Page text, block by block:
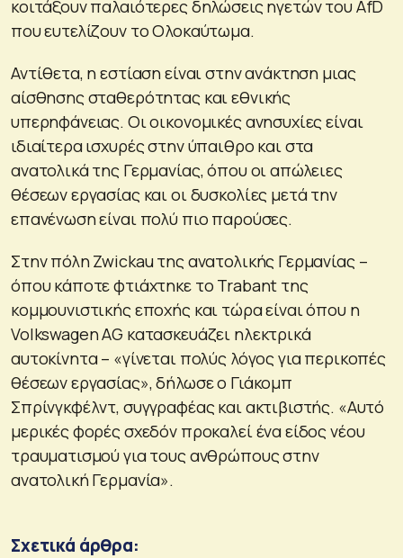
κοιτάξουν παλαιότερες δηλώσεις ηγετών του AfD
που ευτελίζουν το Ολοκαύτωμα.
Αντίθετα, η εστίαση είναι στην ανάκτηση μιας
αίσθησης σταθερότητας και εθνικής
υπερηφάνειας. Οι οικονομικές ανησυχίες είναι
ιδιαίτερα ισχυρές στην ύπαιθρο και στα
ανατολικά της Γερμανίας, όπου οι απώλειες
θέσεων εργασίας και οι δυσκολίες μετά την
επανένωση είναι πολύ πιο παρούσες.
Στην πόλη Zwickau της ανατολικής Γερμανίας –
όπου κάποτε φτιάχτηκε το Trabant της
κομμουνιστικής εποχής και τώρα είναι όπου η
Volkswagen AG κατασκευάζει ηλεκτρικά
αυτοκίνητα – «γίνεται πολύς λόγος για περικοπές
θέσεων εργασίας», δήλωσε ο Γιάκομπ
Σπρίνγκφέλντ, συγγραφέας και ακτιβιστής. «Αυτό
μερικές φορές σχεδόν προκαλεί ένα είδος νέου
τραυματισμού για τους ανθρώπους στην
ανατολική Γερμανία».
Σχετικά άρθρα: